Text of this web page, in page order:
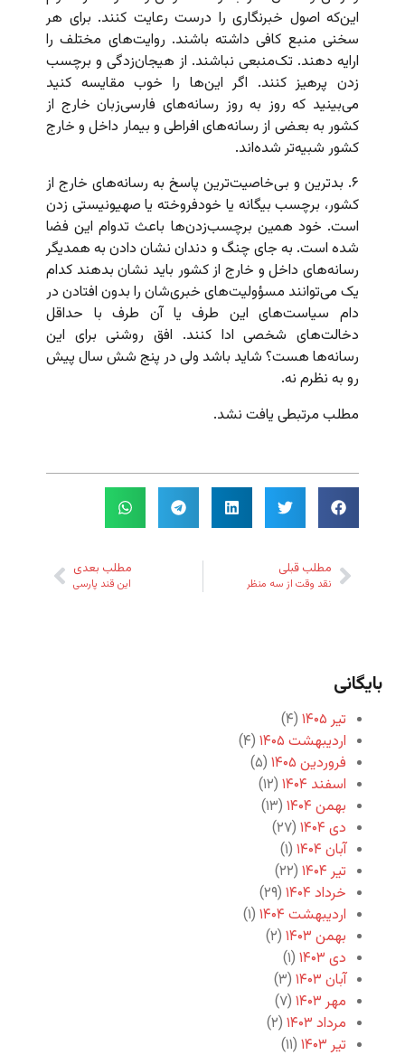
این‌که اصول خبرنگاری را درست رعایت کنند. برای هر
سخنی منبع کافی داشته باشند. روایت‌های مختلف را
ارایه دهند. تک‌منبعی نباشند. از هیجان‌زدگی و برچسب
زدن پرهیز کنند. اگر این‌ها را خوب مقایسه کنید
می‌بینید که روز به روز رسانه‌های فارسی‌زبان خارج از
کشور به بعضی از رسانه‌های افراطی و بیمار داخل و خارج
کشور شبیه‌تر شده‌اند.
۶. بدترین و بی‌خاصیت‌ترین پاسخ به رسانه‌های خارج از
کشور، برچسب بیگانه یا خودفروخته یا صهیونیستی زدن
است. خود همین برچسب‌زدن‌ها باعث تدوام این فضا
شده است. به جای چنگ و دندان نشان دادن به همدیگر
رسانه‌های داخل و خارج از کشور باید نشان بدهند کدام
یک می‌توانند مسؤولیت‌های خبری‌شان را بدون افتادن در
دام سیاست‌های این طرف یا آن طرف با حداقل
دخالت‌های شخصی ادا کنند. افق روشنی برای این
رسانه‌ها هست؟ شاید باشد ولی در پنج شش سال پیش
رو به نظرم نه.
مطلب مرتبطی یافت نشد.
مطلب قبلی
نقد وقت از سه منظر
مطلب بعدی
این قند پارسی
بایگانی
تیر ۱۴۰۵
(۴)
اردیبهشت ۱۴۰۵
(۴)
فروردین ۱۴۰۵
(۵)
اسفند ۱۴۰۴
(۱۲)
بهمن ۱۴۰۴
(۱۳)
دی ۱۴۰۴
(۲۷)
آبان ۱۴۰۴
(۱)
تیر ۱۴۰۴
(۲۲)
خرداد ۱۴۰۴
(۲۹)
اردیبهشت ۱۴۰۴
(۱)
بهمن ۱۴۰۳
(۲)
دی ۱۴۰۳
(۱)
آبان ۱۴۰۳
(۳)
مهر ۱۴۰۳
(۷)
مرداد ۱۴۰۳
(۲)
تیر ۱۴۰۳
(۱۱)